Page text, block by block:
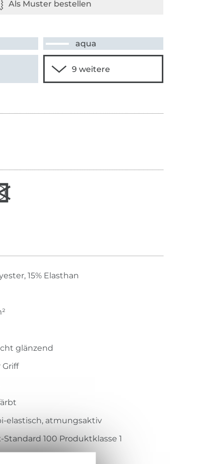
aqua
15% Elasthan
glänzend
elastisch, atmungsaktiv
Standard 100 Produktklasse 1